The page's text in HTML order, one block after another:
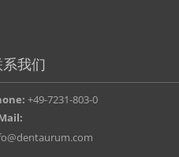
系我们
+49-7231-803-0